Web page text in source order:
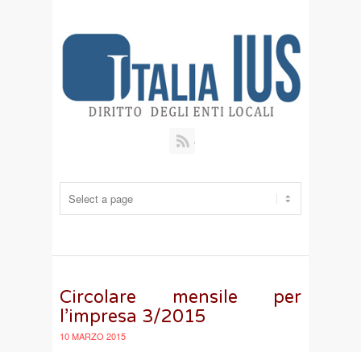
Circolare mensile per
l’impresa 3/2015
10 MARZO 2015